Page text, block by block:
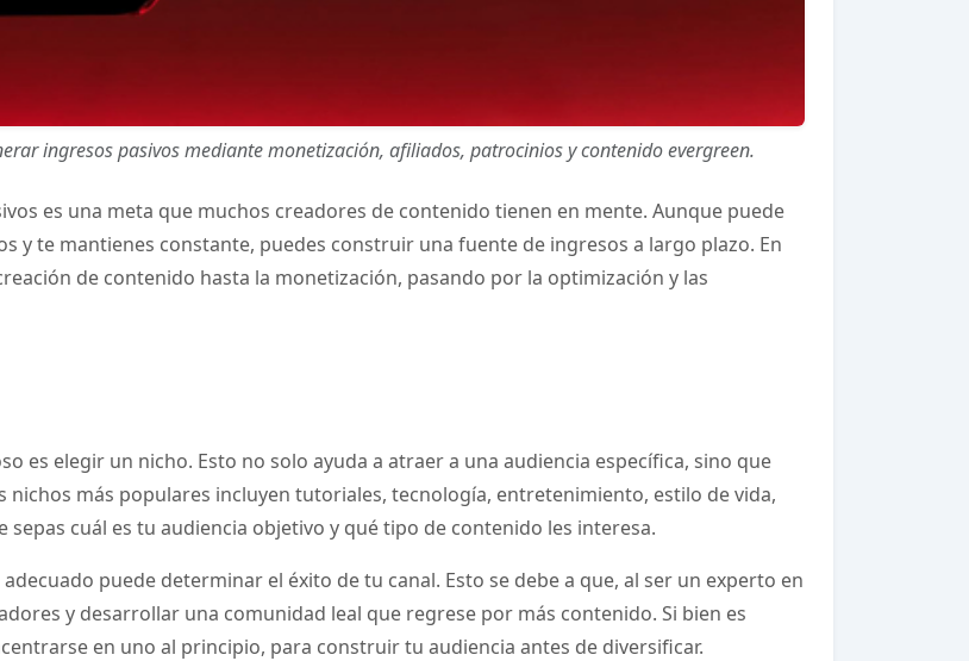
ingresos pasivos mediante monetización, afiliados, patrocinios y contenido evergreen.
es una meta que muchos creadores de contenido tienen en mente. Aunque puede
y te mantienes constante, puedes construir una fuente de ingresos a largo plazo. En
de contenido hasta la monetización, pasando por la optimización y las
es elegir un nicho. Esto no solo ayuda a atraer a una audiencia específica, sino que
más populares incluyen tutoriales, tecnología, entretenimiento, estilo de vida,
cuál es tu audiencia objetivo y qué tipo de contenido les interesa.
adecuado puede determinar el éxito de tu canal. Esto se debe a que, al ser un experto en
y desarrollar una comunidad leal que regrese por más contenido. Si bien es
en uno al principio, para construir tu audiencia antes de diversificar.